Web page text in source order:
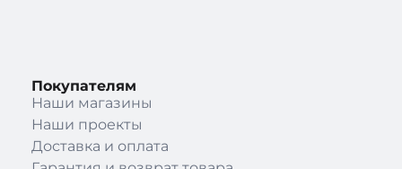
Покупателям
Наши магазины
Наши проекты
Доставка и оплата